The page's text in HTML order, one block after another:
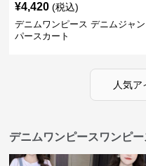
¥4,420 (税込)
デニムワンピース デニムジャン
パースカート
人気
デニムワンピースワンピ